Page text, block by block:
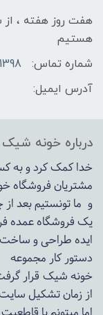
هستیم
شماره تماس:
آدرس ایمیل:
درباره خونه شیک
خدا کمک کرد و به
مشتریان فروشگاه
و ما تونستیم بعد
یک فروشگاه عمده
دستور کار مجموعه
خونه شیک قرار گرفت و در تابستان
از زمان تشکیل